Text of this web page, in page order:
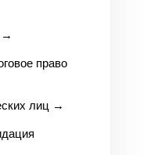
→
право
лиц →